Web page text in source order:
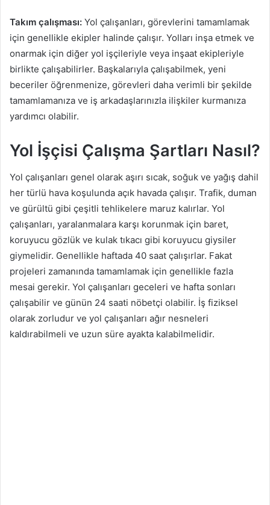
Takım çalışması: Yol çalışanları, görevlerini tamamlamak
için genellikle ekipler halinde çalışır. Yolları inşa etmek ve
onarmak için diğer yol işçileriyle veya inşaat ekipleriyle
birlikte çalışabilirler. Başkalarıyla çalışabilmek, yeni
beceriler öğrenmenize, görevleri daha verimli bir şekilde
tamamlamanıza ve iş arkadaşlarınızla ilişkiler kurmanıza
yardımcı olabilir.
Yol İşçisi Çalışma Şartları Nasıl?
Yol çalışanları genel olarak aşırı sıcak, soğuk ve yağış dahil
her türlü hava koşulunda açık havada çalışır. Trafik, duman
ve gürültü gibi çeşitli tehlikelere maruz kalırlar. Yol
çalışanları, yaralanmalara karşı korunmak için baret,
koruyucu gözlük ve kulak tıkacı gibi koruyucu giysiler
giymelidir. Genellikle haftada 40 saat çalışırlar. Fakat
projeleri zamanında tamamlamak için genellikle fazla
mesai gerekir. Yol çalışanları geceleri ve hafta sonları
çalışabilir ve günün 24 saati nöbetçi olabilir. İş fiziksel
olarak zorludur ve yol çalışanları ağır nesneleri
kaldırabilmeli ve uzun süre ayakta kalabilmelidir.